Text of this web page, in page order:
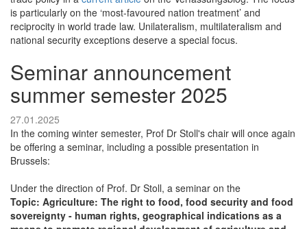
is particularly on the ‘most-favoured nation treatment’ and
reciprocity in world trade law. Unilateralism, multilateralism and
national security exceptions deserve a special focus.
Seminar announcement
summer semester 2025
27.01.2025
In the coming winter semester, Prof Dr Stoll's chair will once again
be offering a seminar, including a possible presentation in
Brussels:
Under the direction of Prof. Dr Stoll, a seminar on the
Topic: Agriculture: The right to food, food security and food
sovereignty - human rights, geographical indications as a